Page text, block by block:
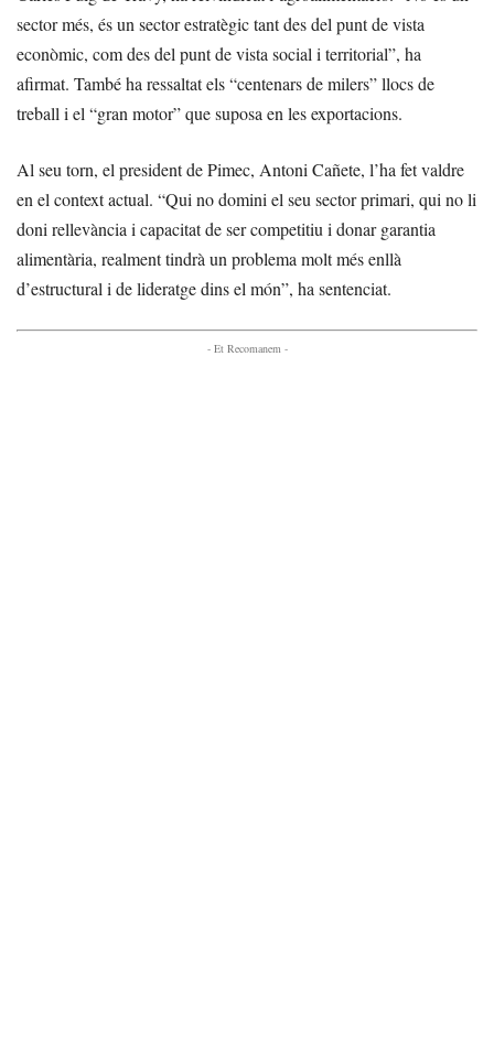
sector més, és un sector estratègic tant des del punt de vista
econòmic, com des del punt de vista social i territorial”, ha
afirmat. També ha ressaltat els “centenars de milers” llocs de
treball i el “gran motor” que suposa en les exportacions.
Al seu torn, el president de Pimec, Antoni Cañete, l’ha fet valdre
en el context actual. “Qui no domini el seu sector primari, qui no li
doni rellevància i capacitat de ser competitiu i donar garantia
alimentària, realment tindrà un problema molt més enllà
d’estructural i de lideratge dins el món”, ha sentenciat.
- Et Recomanem -